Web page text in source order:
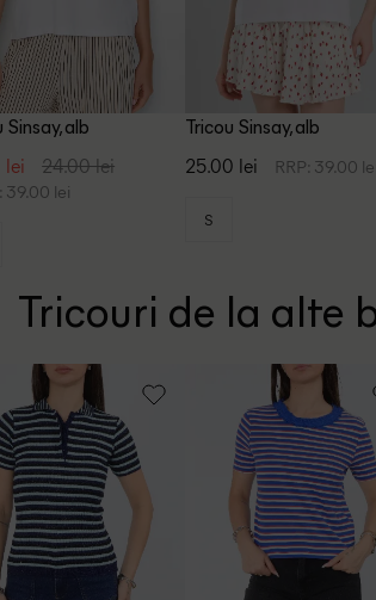
Sinsay, alb
lei 24.00 lei
39.00 lei
Tricou Sinsay, alb
25.00 lei RRP: 39.00 lei
S
Tricouri de la alte